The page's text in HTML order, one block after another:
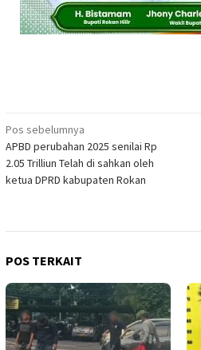
Navigasi
pos
Pos sebelumnya
APBD perubahan 2025 senilai Rp
2.05 Trilliun Telah di sahkan oleh
ketua DPRD kabupaten Rokan
POS TERKAIT